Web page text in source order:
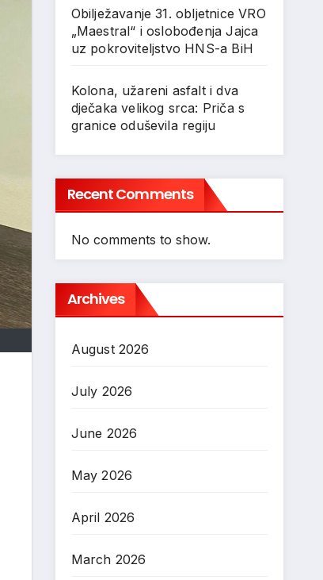
Obilježavanje 31. obljetnice VRO
„Maestral“ i oslobođenja Jajca
uz pokroviteljstvo HNS-a BiH
Kolona, užareni asfalt i dva
dječaka velikog srca: Priča s
granice oduševila regiju
Recent Comments
No comments to show.
Archives
August 2026
July 2026
June 2026
May 2026
April 2026
March 2026